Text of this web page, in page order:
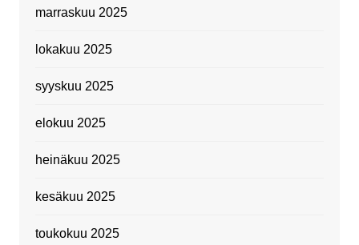
marraskuu 2025
lokakuu 2025
syyskuu 2025
elokuu 2025
heinäkuu 2025
kesäkuu 2025
toukokuu 2025